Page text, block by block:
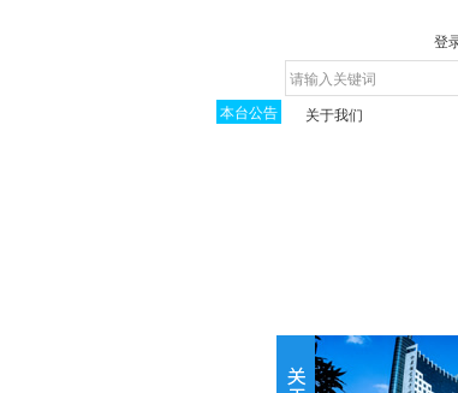
登
本台公告
关于我们